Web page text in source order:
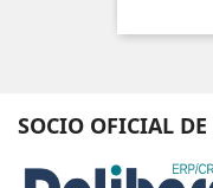
SOCIO OFICIAL